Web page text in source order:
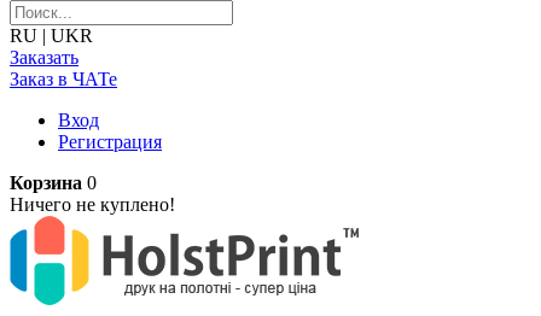
RU | UKR
Заказать
Заказ в ЧАТе
Вход
Регистрация
Корзина 0
Ничего не куплено!